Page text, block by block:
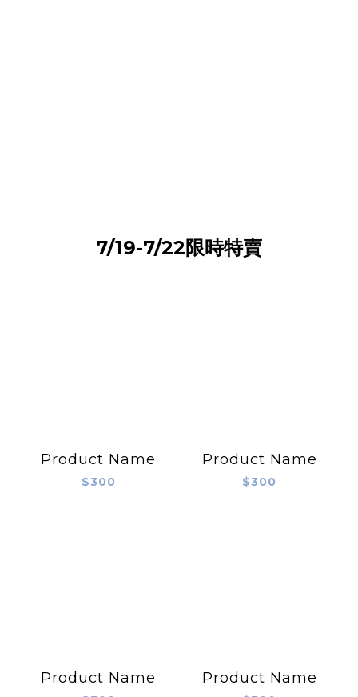
7/19-7/22限時特賣
Product Name
$300
Product Name
$300
Product Name Product Name